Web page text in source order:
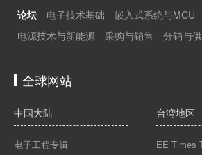
论坛 电子技术基础 嵌入式系统与MCU
电源技术与新能源
采购与销售 分销与
全球网站
中国大陆
电子工程专辑
台湾地区
EE Times